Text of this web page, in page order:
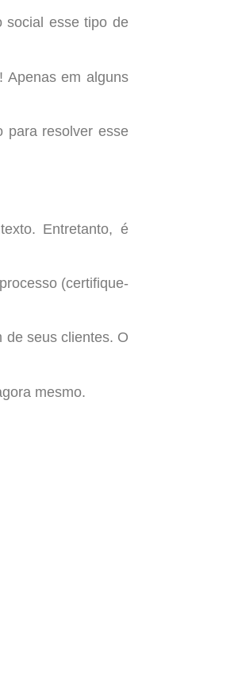
social esse tipo de
Apenas em alguns
para resolver esse
Entretanto, é
(certifique-
de seus clientes. O
mesmo.